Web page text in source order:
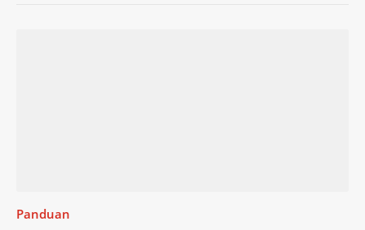
Panduan